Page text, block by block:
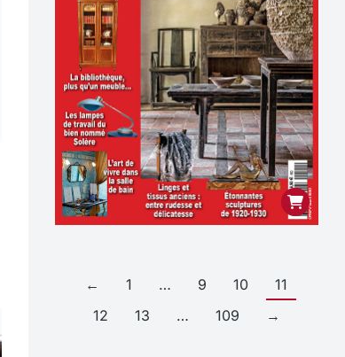
← 1 … 9 10
11
12
13 … 109 →